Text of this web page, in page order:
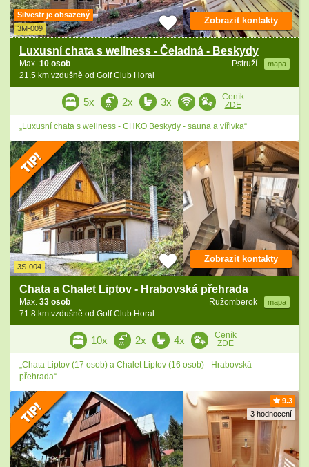
Silvestr je obsazený
3M-009
Luxusní chata s wellness - Čeladná - Beskydy
Pstruží mapa
Max. 10 osob
21.5 km vzdušně od Golf Club Horal
Zobrazit kontakty
5x 2x 3x
Ceník
ZDE
„Luxusní chata s wellness - CHKO Beskydy - sauna a vířivka“
3S-004
Chata a Chalet Liptov - Hrabovská přehrada
Ružomberok mapa
Max. 33 osob
71.8 km vzdušně od Golf Club Horal
Zobrazit kontakty
10x 2x 4x
Ceník
ZDE
„Chata Liptov (17 osob) a Chalet Liptov (16 osob) - Hrabovská
přehrada“
9.3
3 hodnocení